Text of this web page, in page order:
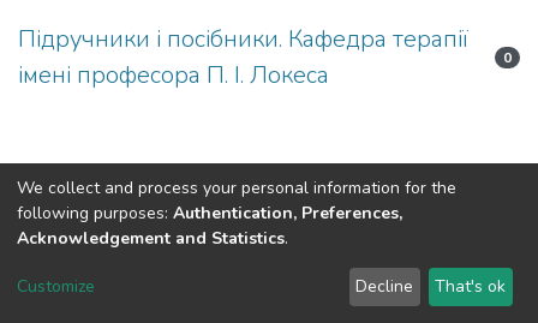
Підручники і посібники. Кафедра терапії
імені професора П. І. Локеса
0
DSpace software copyright © 2002-2026 LYRASIS
Send Feedback
We collect and process your personal information for the
following purposes: Authentication, Preferences,
Acknowledgement and Statistics.
Customize Decline That's ok